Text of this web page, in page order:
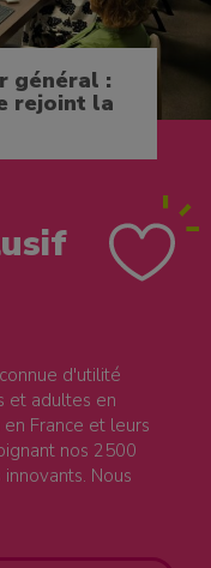
général :
rejoint la
d'utilité
et adultes en
France et leurs
nos 2500
Nous